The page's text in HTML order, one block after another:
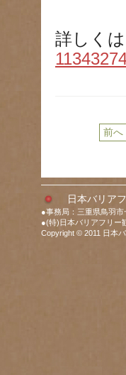
詳しく
前へ
日本バリア
●事務局：三重県鳥羽
●(特)日本バリアフリー
Copyright © 2011 日本